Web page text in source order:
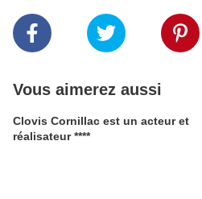
Vous aimerez aussi
Clovis Cornillac est un acteur et
réalisateur ****